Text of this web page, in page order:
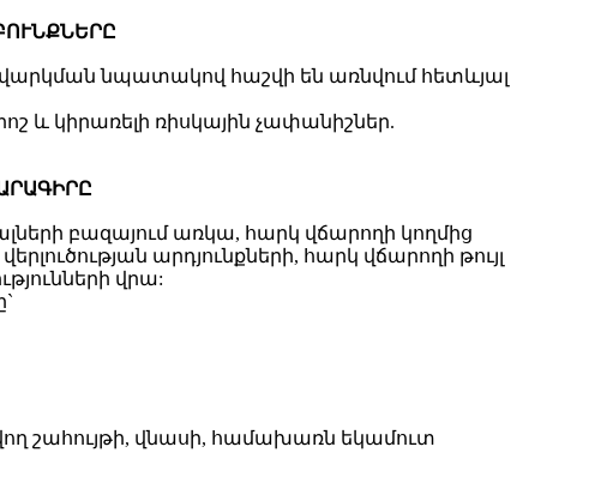
նպատակով հաշվի են առնվում հետևյալ
և կիրառելի ռիսկային չափանիշներ.
բազայում առկա, հարկ վճարողի կողմից
արդյունքների, հարկ վճարողի թույլ
վրա:
շահույթի, վնասի, համախառն եկամուտ